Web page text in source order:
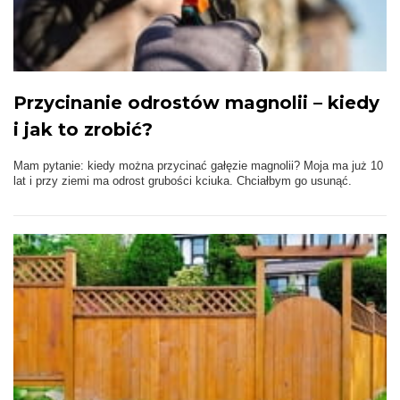
Przycinanie odrostów magnolii – kiedy
i jak to zrobić?
Mam pytanie: kiedy można przycinać gałęzie magnolii? Moja ma już 10
lat i przy ziemi ma odrost grubości kciuka. Chciałbym go usunąć.